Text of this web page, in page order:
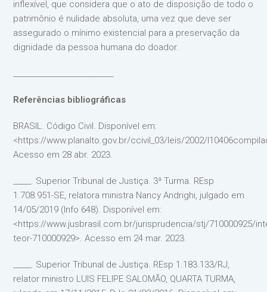
inflexível, que considera que o ato de disposição de todo o
patrimônio é nulidade absoluta, uma vez que deve ser
assegurado o mínimo existencial para a preservação da
dignidade da pessoa humana do doador.
Referências bibliográficas
BRASIL. Código Civil. Disponível em:
<https://www.planalto.gov.br/ccivil_03/leis/2002/
Acesso em 28 abr. 2023.
_____. Superior Tribunal de Justiça. 3ª Turma. REsp
1.708.951-SE, relatora ministra Nancy Andrighi, julgado em
14/05/2019 (Info 648). Disponível em:
<https://www.jusbrasil.com.br/jurisprudencia/stj/710000925/
teor-710000929>. Acesso em 24 mar. 2023.
_____. Superior Tribunal de Justiça. REsp 1.183.133/RJ,
relator ministro LUIS FELIPE SALOMÃO, QUARTA TURMA,